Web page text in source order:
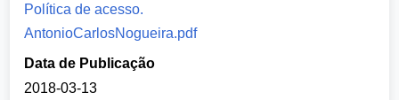
Política de acesso.
AntonioCarlosNogueira.pdf
Data de Publicação
2018-03-13